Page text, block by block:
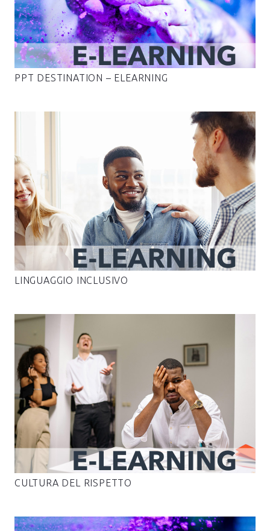
PPT DESTINATION – ELEARNING
LINGUAGGIO INCLUSIVO
CULTURA DEL RISPETTO